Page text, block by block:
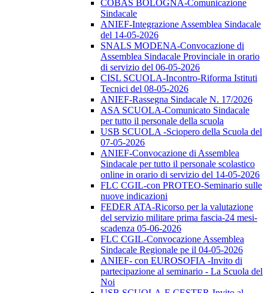
COBAS BOLOGNA-Comunicazione
Sindacale
ANIEF-Integrazione Assemblea Sindacale
del 14-05-2026
SNALS MODENA-Convocazione di
Assemblea Sindacale Provinciale in orario
di servizio del 06-05-2026
CISL SCUOLA-Incontro-Riforma Istituti
Tecnici del 08-05-2026
ANIEF-Rassegna Sindacale N. 17/2026
ASA SCUOLA-Comunicato Sindacale
per tutto il personale della scuola
USB SCUOLA -Sciopero della Scuola del
07-05-2026
ANIEF-Convocazione di Assemblea
Sindacale per tutto il personale scolastico
online in orario di servizio del 14-05-2026
FLC CGIL-con PROTEO-Seminario sulle
nuove indicazioni
FEDER ATA-Ricorso per la valutazione
del servizio militare prima fascia-24 mesi-
scadenza 05-06-2026
FLC CGIL-Convocazione Assemblea
Sindacale Regionale pe il 04-05-2026
ANIEF- con EUROSOFIA -Invito di
partecipazione al seminario - La Scuola del
Noi